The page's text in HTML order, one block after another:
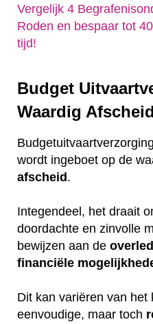
Vergelijk 4
Roden en bespaar tot
tijd!
Budget
Waardig Afscheid
wordt ingeboet op de
afscheid .
Integendeel, het draait
doordachte en zinvolle
bewijzen aan de
financiële
Dit kan variëren van het
eenvoudige, maar toch